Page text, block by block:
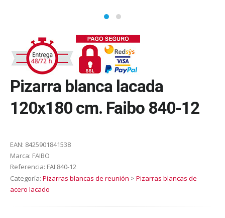
Pizarra blanca lacada
120x180 cm. Faibo 840-12
EAN: 8425901841538
Marca: FAIBO
Referencia: FAI 840-12
Categoría: Pizarras blancas de reunión > Pizarras blancas de
acero lacado